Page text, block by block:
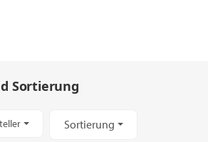
Sortierung
Sortierung